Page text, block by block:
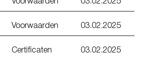
Voorwaarden 03.02.2025
Certificaten 03.02.2025